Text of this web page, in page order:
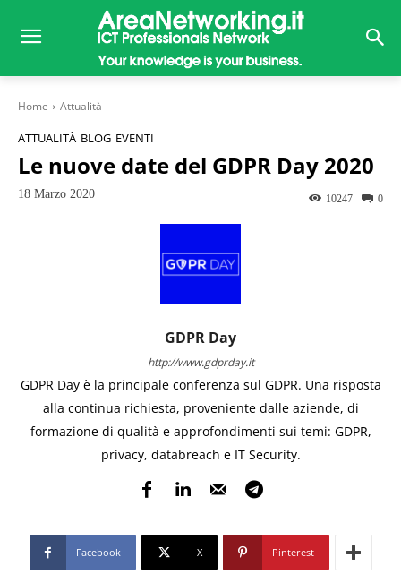
Home Attualità
ATTUALITÀ BLOG EVENTI
Le nuove date del GDPR Day 2020
18 Marzo 2020 0
10247
GDPR Day
http://www.gdprday.it
GDPR Day è la principale conferenza sul GDPR. Una risposta
alla continua richiesta, proveniente dalle aziende, di
formazione di qualità e approfondimenti sui temi: GDPR,
privacy, databreach e IT Security.
Facebook X Pinterest